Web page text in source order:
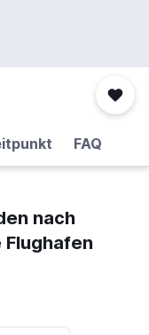
FAQ
nach
Flughafen